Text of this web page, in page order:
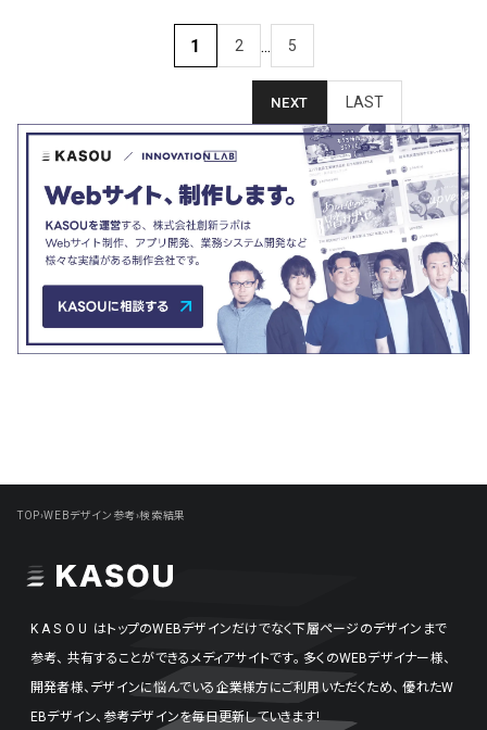
1 2 ... 5
LAST
TOP›WEBデザイン参考›検索結果
KASOU はトップのWEBデザインだけでなく下層ページのデザインまで
参考、 共有することができるメディアサイトです。 多くのWEBデザイナー様、
開発者様、デザインに悩んでいる企業様方にご利用いただくため、 優れたW
EBデザイン、参考デザインを毎日更新していきます!